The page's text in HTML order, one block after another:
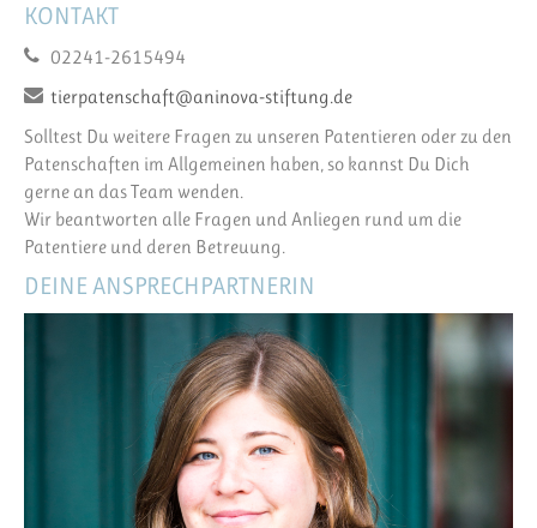
KONTAKT
02241-2615494
tierpatenschaft@aninova-stiftung.de
Solltest Du weitere Fragen zu unseren Patentieren oder zu den
Patenschaften im Allgemeinen haben, so kannst Du Dich
gerne an das Team wenden.
Wir beantworten alle Fragen und Anliegen rund um die
Patentiere und deren Betreuung.
DEINE ANSPRECHPARTNERIN